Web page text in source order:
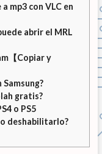
mp3 con VLC en
abrir el MRL
【Copiar y
gratis?
o PS5
deshabilitarlo?